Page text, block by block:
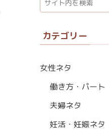
カテゴリー
女性ネタ
働き方・パート
夫婦ネタ
妊活・妊娠ネタ